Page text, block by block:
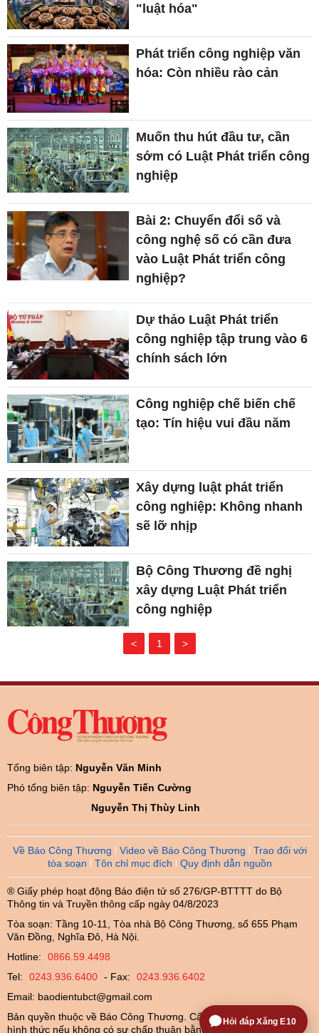
"luật hóa"
Phát triển công nghiệp văn
hóa: Còn nhiều rào cản
Muốn thu hút đầu tư, cần
sớm có Luật Phát triển công
nghiệp
Bài 2: Chuyển đổi số và
công nghệ số có cần đưa
vào Luật Phát triển công
nghiệp?
Dự thảo Luật Phát triển
công nghiệp tập trung vào 6
chính sách lớn
Công nghiệp chế biến chế
tạo: Tín hiệu vui đầu năm
Xây dựng luật phát triển
công nghiệp: Không nhanh
sẽ lỡ nhịp
Bộ Công Thương đề nghị
xây dựng Luật Phát triển
công nghiệp
< 1 >
Tổng biên tập: Nguyễn Văn Minh
Phó tổng biên tập: Nguyễn Tiến Cường
Nguyễn Thị Thùy Linh
Về Báo Công Thương Video về Báo Công Thương
Trao đổi với
tòa soạn
Tôn chỉ mục đích Quy định dẫn nguồn
® Giấy phép hoạt động Báo điện tử số 276/GP-BTTTT do Bộ
Thông tin và Truyền thông cấp ngày 04/8/2023
Tòa soạn: Tầng 10-11, Tòa nhà Bộ Công Thương, số 655 Phạm
Văn Đồng, Nghĩa Đô, Hà Nội.
Hotline:
0866.59.4498
Tel:
0243.936.6400 - Fax:
0243.936.6402
Email: baodientubct@gmail.com
Bản quyền thuộc về Báo Công Thương. Cấm sao chép dưới mọi
hình thức nếu không có sự chấp thuận bằng văn bản.
Hỏi đáp Xăng E10